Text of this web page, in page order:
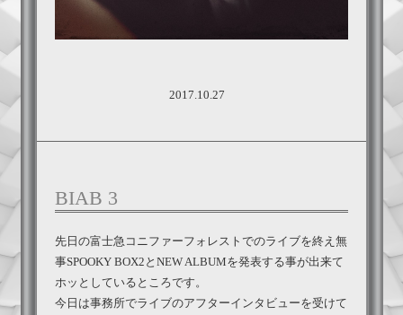
2017.10.27
BIAB 3
先日の富士急コニファーフォレストでのライブを終え無
事SPOOKY BOX2とNEW ALBUMを発表する事が出来て
ホッとしているところです。
今日は事務所でライブのアフターインタビューを受けて